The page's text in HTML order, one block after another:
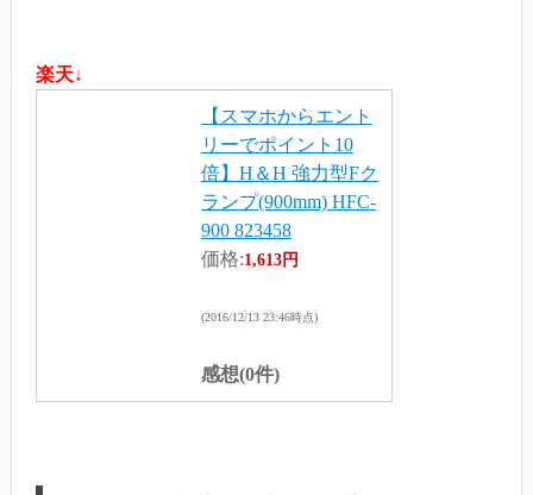
楽天↓
【スマホからエント
リーでポイント10
倍】H＆H 強力型Fク
ランプ(900mm) HFC-
900 823458
価格:1,613円
(2016/12/13 23:46時点)
感想(0件)